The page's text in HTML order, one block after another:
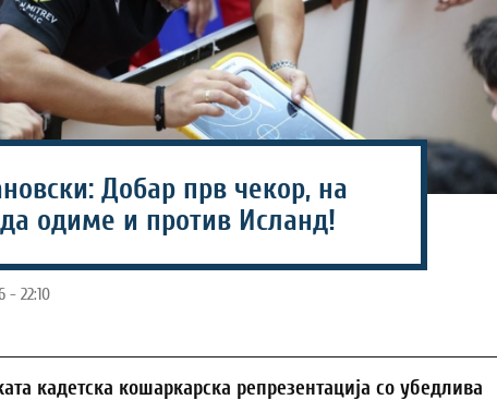
Добар прв чекор, на
одиме и против Исланд!
- 22:10
кадетска кошаркарска репрезентација со убедлива